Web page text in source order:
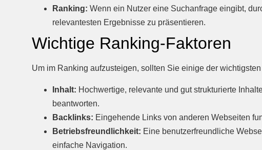
Ranking: Wenn ein Nutzer eine Suchanfrage eingibt,
relevantesten Ergebnisse zu präsentieren.
Wichtige Ranking-Faktoren
Um im Ranking aufzusteigen, sollten Sie einige der
Inhalt: Hochwertige, relevante und gut strukturierte
beantworten.
Backlinks: Eingehende Links von anderen Webseiten
Betriebsfreundlichkeit: Eine benutzerfreundliche
einfache Navigation.